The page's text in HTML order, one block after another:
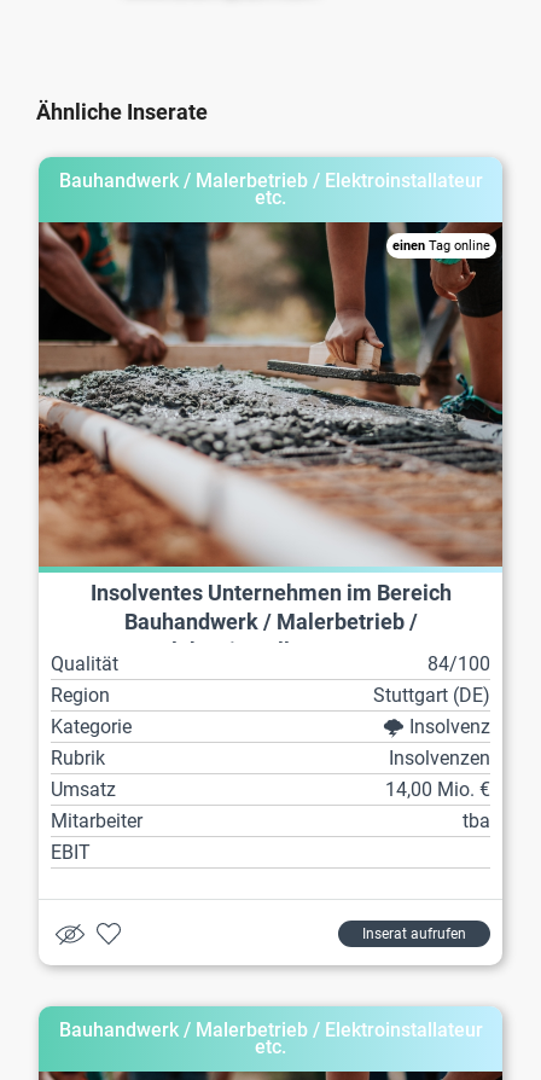
Ähnliche Inserate
Bauhandwerk / Malerbetrieb / Elektroinstallateur
etc.
einen Tag online
Insolventes Unternehmen im Bereich
Bauhandwerk / Malerbetrieb /
Qualität
84/100
Region
Stuttgart (DE)
Kategorie
🌩️ Insolvenz
Rubrik
Insolvenzen
Umsatz
14,00 Mio. €
Mitarbeiter
tba
EBIT
Inserat aufrufen
Bauhandwerk / Malerbetrieb / Elektroinstallateur
etc.